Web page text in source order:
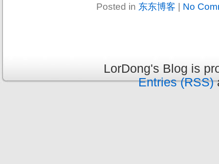
Posted in 东东博客 No
LorDong's Blog is
Entries (RSS)